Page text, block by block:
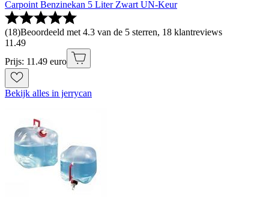
Carpoint Benzinekan 5 Liter Zwart UN-Keur
(18)Beoordeeld met 4.3 van de 5 sterren, 18 klantreviews
11 .49
Prijs: 11.49 euro
Bekijk alles in jerrycan